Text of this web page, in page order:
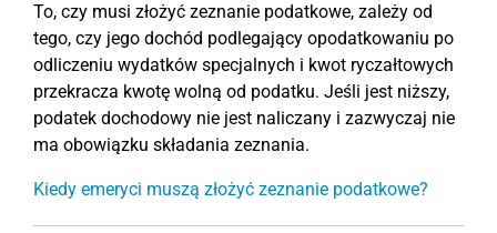
To, czy musi złożyć zeznanie podatkowe, zależy od
tego, czy jego dochód podlegający opodatkowaniu po
odliczeniu wydatków specjalnych i kwot ryczałtowych
przekracza kwotę wolną od podatku. Jeśli jest niższy,
podatek dochodowy nie jest naliczany i zazwyczaj nie
ma obowiązku składania zeznania.
Kiedy emeryci muszą złożyć zeznanie podatkowe?